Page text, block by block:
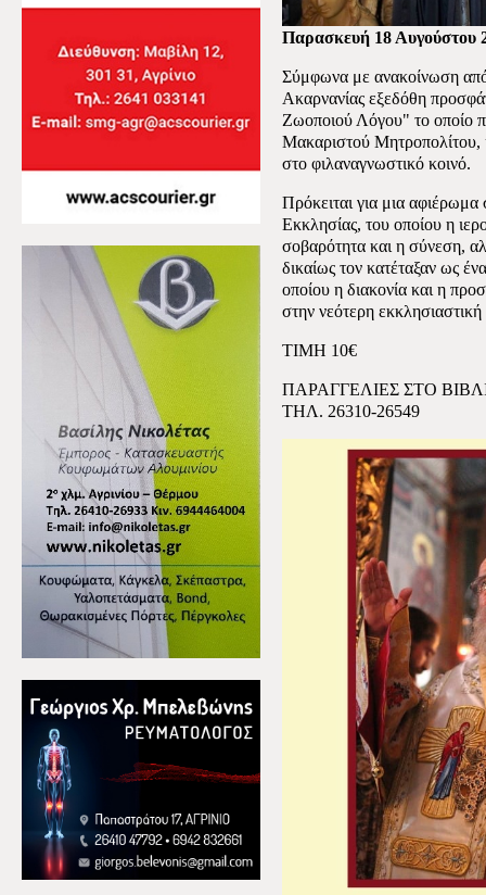
Παρασκευή 18 Αυγούστου
Σύμφωνα με ανακοίνωση
Ακαρνανίας εξεδόθη
Ζωοποιού Λόγου" το οποίο
Μακαριστού Μητροπολίτου,
στο φιλαναγνωστικό κοινό.
Πρόκειται για μια
Εκκλησίας, του οποίου η
σοβαρότητα και η σύνεση,
δικαίως τον κατέταξαν ως
οποίου η διακονία και η
στην νεότερη
ΤΙΜΗ 10€
ΠΑΡΑΓΓΕΛΙΕΣ ΣΤΟ
ΤΗΛ. 26310-26549